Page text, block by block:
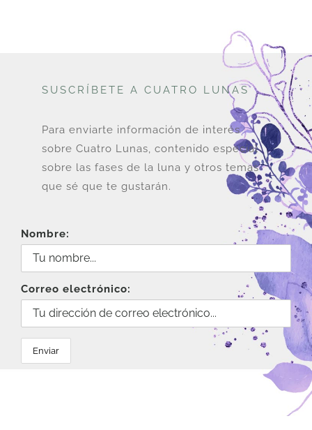
SUSCRÍBETE A CUATRO LUNAS
Para enviarte información de interés
sobre Cuatro Lunas, contenido especial
sobre las fases de la luna y otros temas
que sé que te gustarán.
Nombre:
Correo electrónico: